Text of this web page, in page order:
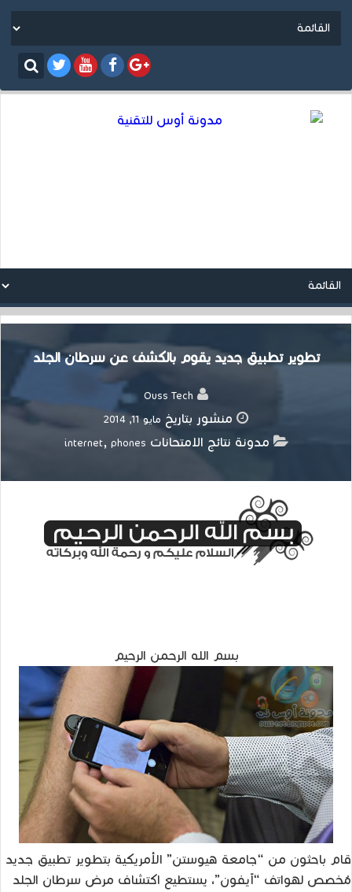
تطوير تطبيق جديد يقوم بالكشف عن سرطان الجلد
Ouss Tech
منشور بتاريخ مايو 11, 2014
مدونة نتائج الامتحانات internet, phones
بسم الله الرحمن الرحيم
قام باحثون من “جامعة هيوستن” الأمريكية بتطوير تطبيق جديد
مُخصص لهواتف “آيفون”، يستطيع اكتشاف مرض سرطان الجلد